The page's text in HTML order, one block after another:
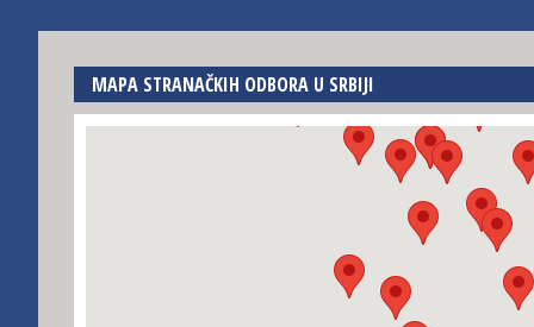
MAPA STRANAČKIH ODBORA U SRBIJI